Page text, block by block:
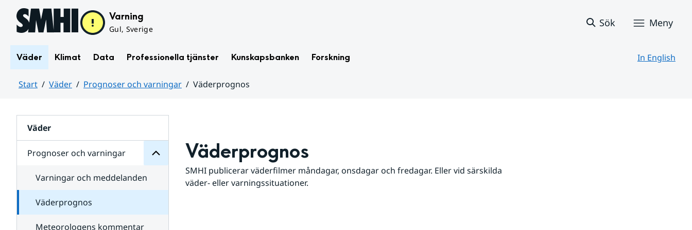
Hoppa till sidans innehåll Varning
Gul, Sverige
Sök Meny
Väder Klimat Data Professionella tjänster Kunskapsbanken Forskning In English
Start Väder Prognoser och varningar
Väderprognos
Väder
Prognoser och varningar
för
varningar
Varningar och meddelanden
Väderprognos
Meteorologens kommentar
Väderprognos
SMHI publicerar väderfilmer måndagar, onsdagar och fredagar. Eller vid särskilda
väder- eller varningssituationer.